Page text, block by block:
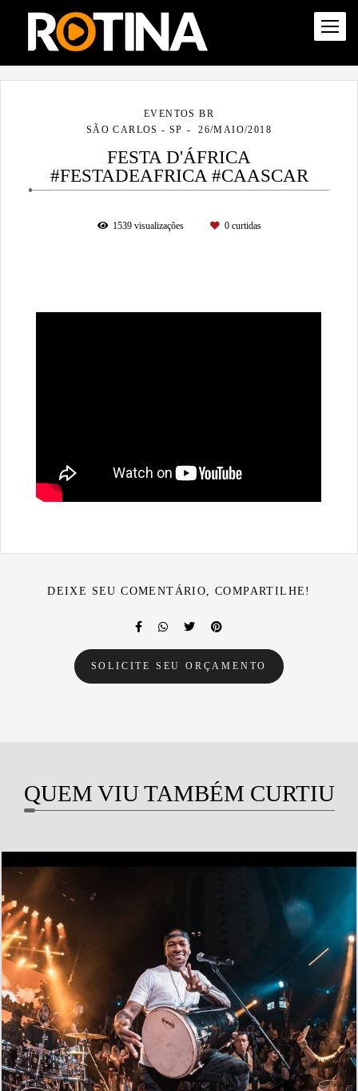
EVENTOS BR
SÃO CARLOS - SP
26/MAIO/2018
FESTA D'ÁFRICA
#FESTADEAFRICA #CAASCAR
1539visualizações 0curtidas
DEIXE SEU COMENTÁRIO, COMPARTILHE!
SOLICITE SEU ORÇAMENTO
QUEM VIU TAMBÉM CURTIU